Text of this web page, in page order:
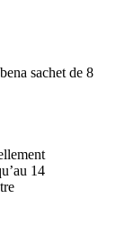
sachet de 8
14